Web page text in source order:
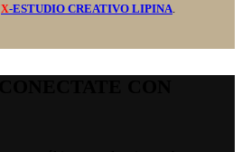
X-ESTUDIO CREATIVO LIPINA